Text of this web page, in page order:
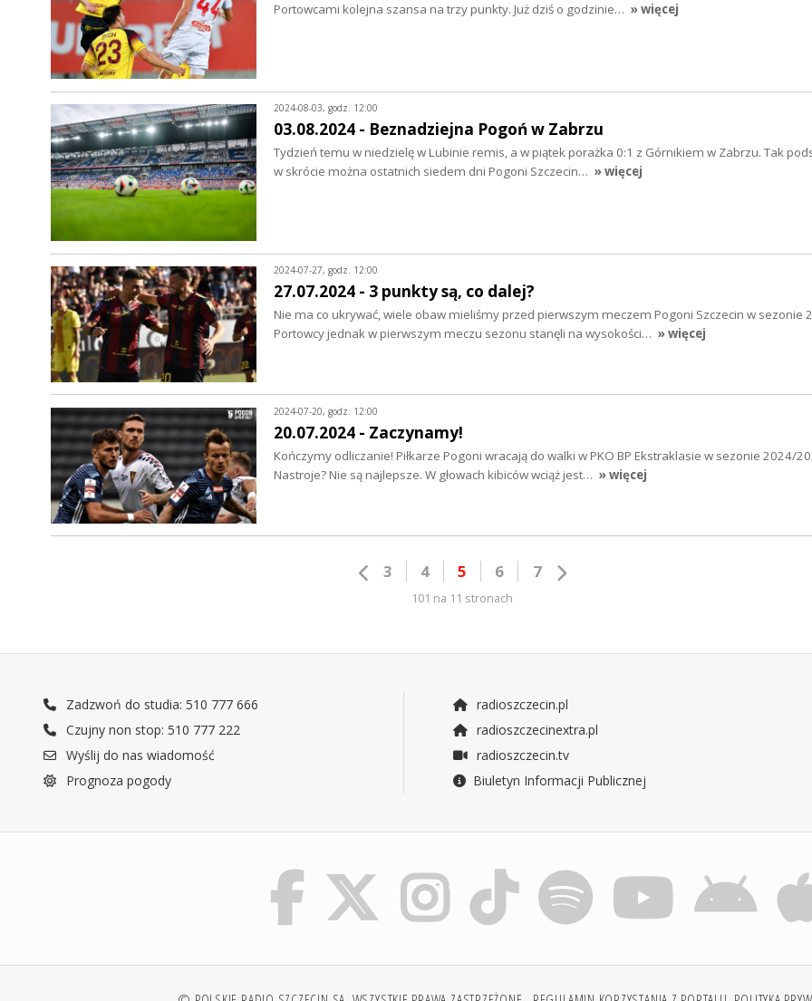
Portowcami kolejna szansa na trzy punkty. Już dziś o godzinie… » więcej
2024-08-03, godz. 12:00
03.08.2024 - Beznadziejna Pogoń w Zabrzu
Tydzień temu w niedzielę w Lubinie remis, a w piątek porażka 0:1 z Górnikiem w Zabrzu. Tak
w skrócie można ostatnich siedem dni Pogoni Szczecin… » więcej
2024-07-27, godz. 12:00
27.07.2024 - 3 punkty są, co dalej?
Nie ma co ukrywać, wiele obaw mieliśmy przed pierwszym meczem Pogoni Szczecin w sezonie
Portowcy jednak w pierwszym meczu sezonu stanęli na wysokości… » więcej
2024-07-20, godz. 12:00
20.07.2024 - Zaczynamy!
Kończymy odliczanie! Piłkarze Pogoni wracają do walki w PKO BP Ekstraklasie w sezonie 2024/
Nastroje? Nie są najlepsze. W głowach kibiców wciąż jest… » więcej
3 4 5 6 7
101 na 11 stronach
Zadzwoń do studia: 510 777 666
Czujny non stop: 510 777 222
Wyślij do nas wiadomość
Prognoza pogody
radioszczecin.pl
radioszczecinextra.pl
radioszczecin.tv
Biuletyn Informacji Publicznej